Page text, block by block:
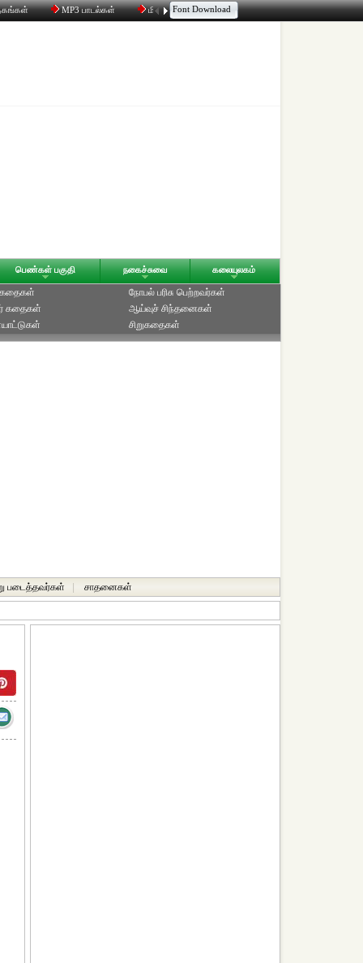
MP3 பாடல்கள் மின்னஞ்சல் திரட்டி உரையாடல்
Font Download
பெண்கள் பகுதி நகைச்சுவை கலையுலகம்
கதைகள்
கதைகள்
நோபல் பரிசு‎ பெற்றவர்‎கள்
ஆய்வுச் சிந்தனைகள்
சிறுகதைகள்
படைத்தவர்கள் சாதனைகள்‎